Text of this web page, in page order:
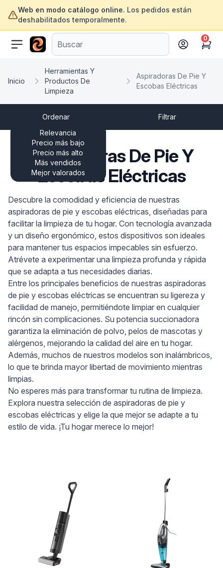
Web en modo catálogo online. Los pedidos están
deshabilitados temporalmente.
ofertasinformatica.com
Cart
0
Inicio
Herramientas Y
Productos De
Limpieza
Aspiradoras De Pie Y
Escobas Eléctricas
Ordenar
Relevancia
Precio más bajo
Precio más alto
Más vendidos
Mejor valorados
Filtrar
Aspiradoras De Pie Y
Escobas Eléctricas
Descubre la comodidad y eficiencia de nuestras
aspiradoras de pie y escobas eléctricas, diseñadas para
facilitar la limpieza de tu hogar. Con tecnología avanzada
y un diseño ergonómico, estos dispositivos son ideales
para mantener tus espacios impecables sin esfuerzo.
Atrévete a experimentar una limpieza profunda y rápida
que se adapta a tus necesidades diarias.
Entre los principales beneficios de nuestras aspiradoras
de pie y escobas eléctricas se encuentran su ligereza y
facilidad de manejo, permitiéndote limpiar en cualquier
rincón sin complicaciones. Su potencia succionadora
garantiza la eliminación de polvo, pelos de mascotas y
alérgenos, mejorando la calidad del aire en tu hogar.
Además, muchos de nuestros modelos son inalámbricos,
lo que te brinda mayor libertad de movimiento mientras
limpias.
No esperes más para transformar tu rutina de limpieza.
Explora nuestra selección de aspiradoras de pie y
escobas eléctricas y elige la que mejor se adapte a tu
estilo de vida. ¡Tu hogar merece lo mejor!